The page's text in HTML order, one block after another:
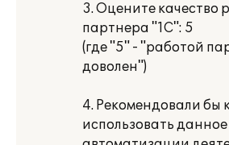
3. Оцените качество
партнера "1С": 5
(где "5" - "работой
доволен")
4. Рекомендовали бы
использовать